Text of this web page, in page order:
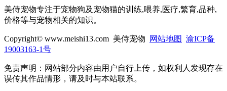
美侍宠物专注于宠物狗及宠物猫的训练,喂养,医疗,繁育,品种,
价格等与宠物相关的知识。
Copyright© www.meishi13.com 美侍宠物 网站地图 渝ICP备
19003163-1号
免责声明：网站部分内容由用户自行上传，如权利人发现存在
误传其作品情形，请及时与本站联系。